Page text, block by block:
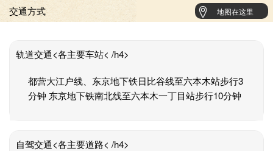
交通方式 地图在这里
轨道交通<各主要车站< /h4>
都营大江户线、东京地下铁日比谷线至六本木站步行3
分钟 东京地下铁南北线至六本木一丁目站步行10分钟
自驾交通<各主要道路< /h4>